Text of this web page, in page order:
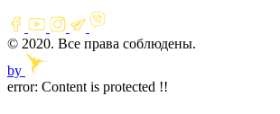
© 2020. Все права соблюдены.
by
error: Content is protected !!